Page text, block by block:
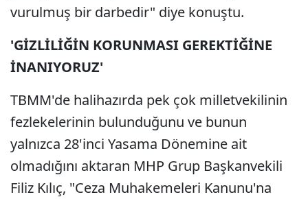
vurulmuş bir darbedir" diye konuştu.
'GİZLİLİĞİN KORUNMASI GEREKTİĞİNE
İNANIYORUZ'
TBMM'de halihazırda pek çok milletvekilinin
fezlekelerinin bulunduğunu ve bunun
yalnızca 28'inci Yasama Dönemine ait
olmadığını aktaran MHP Grup Başkanvekili
Filiz Kılıç, "Ceza Muhakemeleri Kanunu'na